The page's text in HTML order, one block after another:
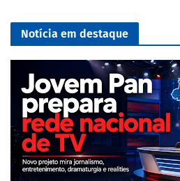
Notícia em destaque